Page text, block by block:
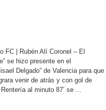
FC | Rubén Alí Coronel – El
se hizo presente en el
Delgado” de Valencia para que
venir de atrás y con gol de
al minuto 87’ se ...